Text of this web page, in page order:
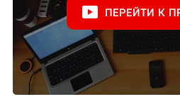
ПЕРЕЙТИ К